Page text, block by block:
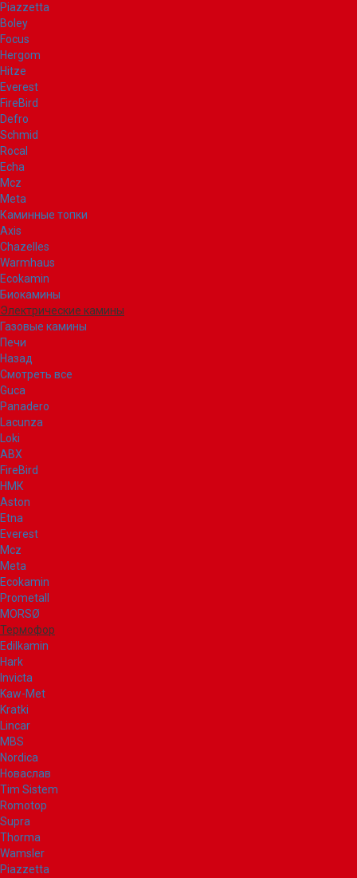
Piazzetta
Boley
Focus
Hergom
Hitze
Everest
FireBird
Defro
Schmid
Rocal
Echa
Mcz
Meta
Каминные топки
Axis
Chazelles
Warmhaus
Ecokamin
Биокамины
Электрические камины
Газовые камины
Печи
Назад
Смотреть все
Guca
Panadero
Lacunza
Loki
ABX
FireBird
НМК
Aston
Etna
Everest
Mcz
Meta
Ecokamin
Prometall
MORSØ
Термофор
Edilkamin
Hark
Invicta
Kaw-Met
Kratki
Lincar
MBS
Nordica
Новаслав
Tim Sistem
Romotop
Supra
Thorma
Wamsler
Piazzetta